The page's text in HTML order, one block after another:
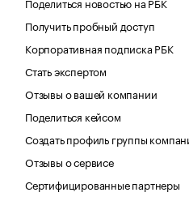
Получить пробный доступ
Корпоративная подписка РБК
Стать экспертом
Отзывы о вашей компании
Поделиться кейсом
Создать профиль группы
Отзывы о сервисе
Сертифицированные партнеры